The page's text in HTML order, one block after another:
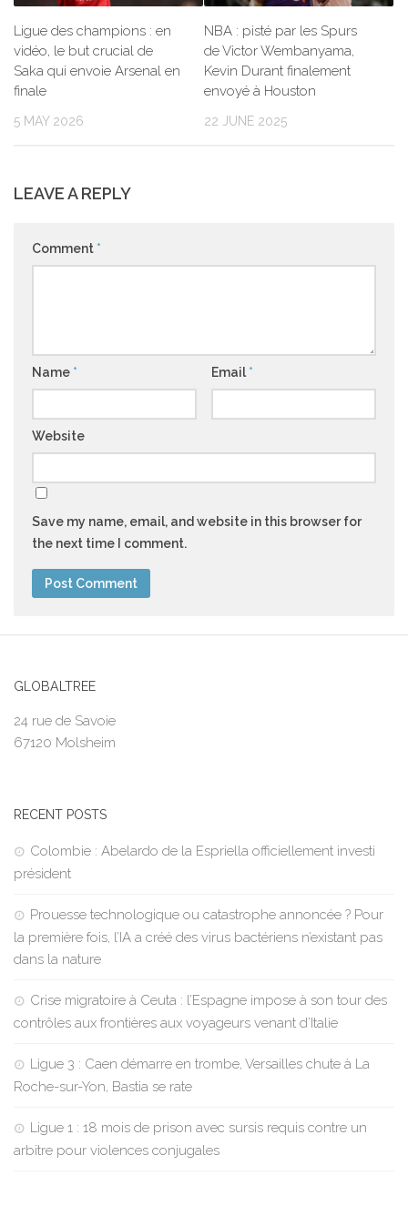
Ligue des champions : en
vidéo, le but crucial de
Saka qui envoie Arsenal en
finale
5 MAY 2026
NBA : pisté par les Spurs
de Victor Wembanyama,
Kevin Durant finalement
envoyé à Houston
22 JUNE 2025
LEAVE A REPLY
Comment *
Name * Email *
Website
Save my name, email, and website in this browser for
the next time I comment.
GLOBALTREE
24 rue de Savoie
67120 Molsheim
RECENT POSTS
Colombie : Abelardo de la Espriella officiellement investi
président
Prouesse technologique ou catastrophe annoncée ? Pour
la première fois, l’IA a créé des virus bactériens n’existant pas
dans la nature
Crise migratoire à Ceuta : l’Espagne impose à son tour des
contrôles aux frontières aux voyageurs venant d’Italie
Ligue 3 : Caen démarre en trombe, Versailles chute à La
Roche-sur-Yon, Bastia se rate
Ligue 1 : 18 mois de prison avec sursis requis contre un
arbitre pour violences conjugales